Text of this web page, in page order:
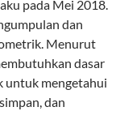
pada Mei 2018.
dan
Menurut
dasar
untuk mengetahui
dan